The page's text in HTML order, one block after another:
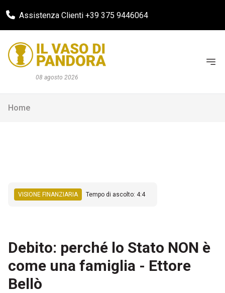
Assistenza Clienti +39 375 9446064
08 agosto 2026
Home
VISIONE FINANZIARIA Tempo di ascolto: 4:4
Debito: perché lo Stato NON è
come una famiglia - Ettore
Bellò